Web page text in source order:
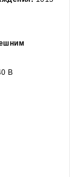
В